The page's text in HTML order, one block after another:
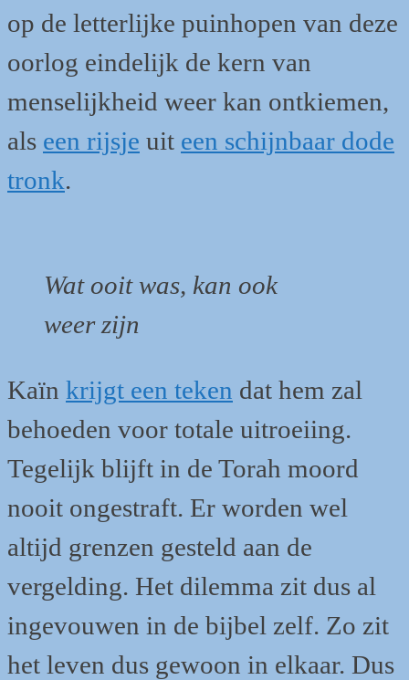
op de letterlijke puinhopen van deze
oorlog eindelijk de kern van
menselijkheid weer kan ontkiemen,
als een rijsje uit een schijnbaar dode
tronk.
Wat ooit was, kan ook
weer zijn
Kaïn krijgt een teken dat hem zal
behoeden voor totale uitroeiing.
Tegelijk blijft in de Torah moord
nooit ongestraft. Er worden wel
altijd grenzen gesteld aan de
vergelding. Het dilemma zit dus al
ingevouwen in de bijbel zelf. Zo zit
het leven dus gewoon in elkaar. Dus